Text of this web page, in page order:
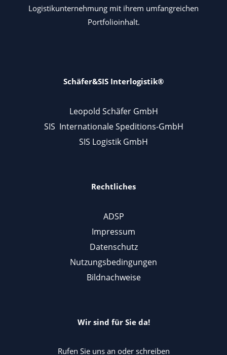
Logistikunternehmung mit ihrem umfangreichen
Portfolioinhalt.
Schäfer&SIS Interlogistik®
Leopold Schäfer GmbH
SIS Internationale Speditions-GmbH
SIS Logistik GmbH
Rechtliches
ADSP
Impressum
Datenschutz
Nutzungsbedingungen
Bildnachweise
Wir sind für Sie da!
Rufen Sie uns an oder schreiben